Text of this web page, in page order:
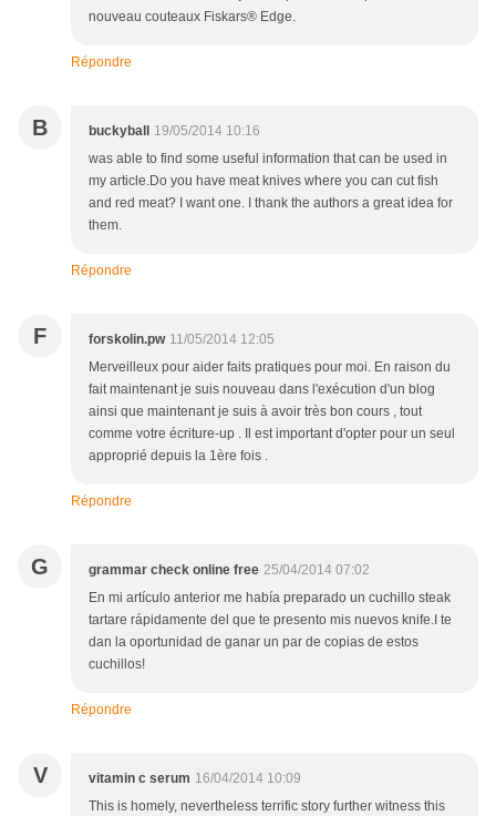
nouveau couteaux Fiskars® Edge.
Répondre
B buckyball
19/05/2014 10:16
was able to find some useful information that can be used in
my article.Do you have meat knives where you can cut fish
and red meat? I want one. I thank the authors a great idea for
them.
Répondre
F forskolin.pw 11/05/2014 12:05
Merveilleux pour aider faits pratiques pour moi. En raison du
fait maintenant je suis nouveau dans l'exécution d'un blog
ainsi que maintenant je suis à avoir très bon cours , tout
comme votre écriture-up . Il est important d'opter pour un seul
approprié depuis la 1ère fois .
Répondre
G grammar check online free 25/04/2014 07:02
En mi artículo anterior me había preparado un cuchillo steak
tartare rápidamente del que te presento mis nuevos knife.I te
dan la oportunidad de ganar un par de copias de estos
cuchillos!
Répondre
V vitamin c serum 16/04/2014 10:09
This is homely, nevertheless terrific story further witness this